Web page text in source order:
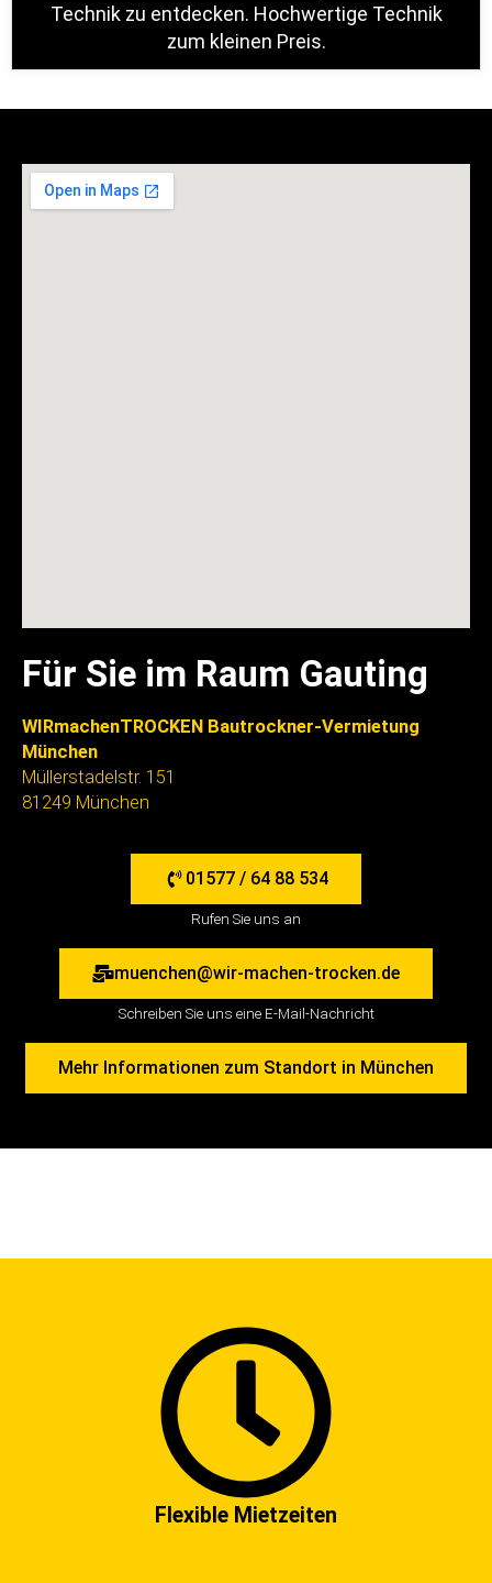
Technik zu entdecken. Hochwertige Technik
zum kleinen Preis.
Für Sie im Raum Gauting
WIRmachenTROCKEN Bautrockner-Vermietung
München
Müllerstadelstr. 151
81249 München
01577 / 64 88 534
Rufen Sie uns an
muenchen@wir-machen-trocken.de
Schreiben Sie uns eine E-Mail-Nachricht
Mehr Informationen zum Standort in München
Flexible Mietzeiten